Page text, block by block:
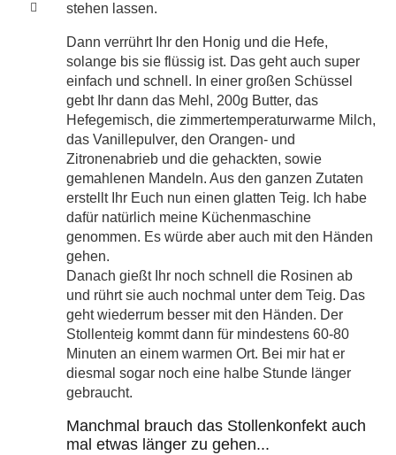
stehen lassen.
Dann verrührt Ihr den Honig und die Hefe,
solange bis sie flüssig ist. Das geht auch super
einfach und schnell. In einer großen Schüssel
gebt Ihr dann das Mehl, 200g Butter, das
Hefegemisch, die zimmertemperaturwarme Milch,
das Vanillepulver, den Orangen- und
Zitronenabrieb und die gehackten, sowie
gemahlenen Mandeln. Aus den ganzen Zutaten
erstellt Ihr Euch nun einen glatten Teig. Ich habe
dafür natürlich meine Küchenmaschine
genommen. Es würde aber auch mit den Händen
gehen.
Danach gießt Ihr noch schnell die Rosinen ab
und rührt sie auch nochmal unter dem Teig. Das
geht wiederrum besser mit den Händen. Der
Stollenteig kommt dann für mindestens 60-80
Minuten an einem warmen Ort. Bei mir hat er
diesmal sogar noch eine halbe Stunde länger
gebraucht.
Manchmal brauch das Stollenkonfekt auch
mal etwas länger zu gehen...